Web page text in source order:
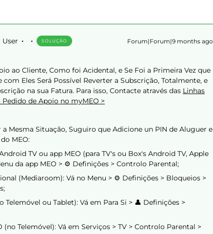
User SOLUÇÃO Forum|Forum|9 months ago
ao Cliente, Como foi Acidental, e Se Foi a Primeira Vez que
com Eles Será Possível Reverter a Subscrição, Totalmente, e
na sua Fatura. Para isso, Contacte através das Linhas
de Apoio no myMEO >
Mesma Situação, Suguiro que Adicione un PIN de Aluguer e
MEO:
TV ou app MEO (para TV's ou Box's Android TV, Apple
da app MEO > ⚙️ Definições > Controlo Parental;
(Mediaroom): Vá no Menu > ⚙️ Definições > Bloqueios >
Telemóvel ou Tablet): Vá em Para Si > 👤 Definições >
(no Telemóvel): Vá em Serviços > TV > Controlo Parental >